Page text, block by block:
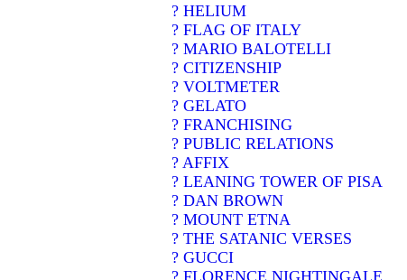
? HELIUM
? FLAG OF ITALY
? MARIO BALOTELLI
? CITIZENSHIP
? VOLTMETER
? GELATO
? FRANCHISING
? PUBLIC RELATIONS
? AFFIX
? LEANING TOWER OF PISA
? DAN BROWN
? MOUNT ETNA
? THE SATANIC VERSES
? GUCCI
? FLORENCE NIGHTINGALE